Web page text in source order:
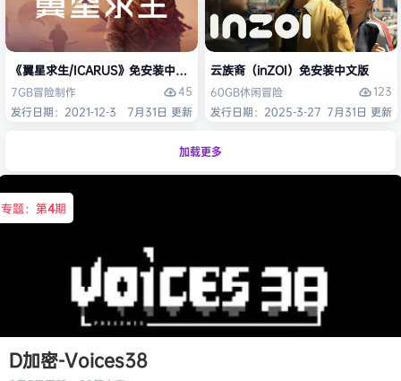
《翼星求生/ICARUS》免安装中文版
7GB冒险制作
45
发行日期：2021-12-3
7月31日 更新
云族裔（inZOI）免安装中文版
60GB休闲冒险
123
发行日期：2025-3-27 7月31日 更新
加载更多
专题：第4期
D加密-Voices38